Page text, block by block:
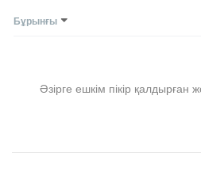
Бұрынғы
Әзірге ешкім пікір қалдырған